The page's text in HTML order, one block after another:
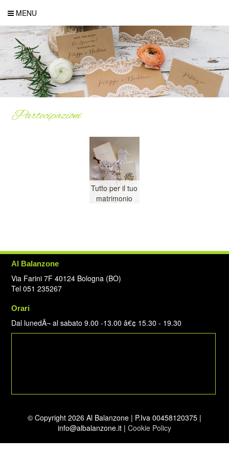
MENU
Partecipazioni
Tutto per il tuo
matrimonio
Al Balanzone
Via Farini 7F 40124 Bologna (BO)
Tel 051 235267
Orari
Dal lunedÃ¬ al sabato 9.00 -13.00 â€¢ 15.30 - 19.30
© Copyright 2026 Al Balanzone | P.Iva 00458120375 |
info@albalanzone.it | Cookie Policy